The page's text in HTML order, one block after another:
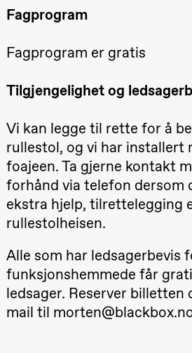
Sinfonietta /​
crypt_ –
Animeopera
Umemoto
Store scene
Fredag 18. september
20.00
Pinquins &
Kjersti Alm
Eriksen
Hi sida
Store scene
(Black Box
teater)
Lørdag 19. september
18.00
Pinquins &
Kjersti Alm
Eriksen
Hi sida
Fagprogram
Fagprogram er gratis
Tilgjengelighet og
Vi kan legge til rette for å
rullestol, og vi har installert
foajeen. Ta gjerne kontakt
forhånd via telefon dersom
ekstra hjelp, tilrettelegging
rullestolheisen.
Alle som har ledsagerbevis
funksjonshemmede får
ledsager. Reserver billetten
mail til